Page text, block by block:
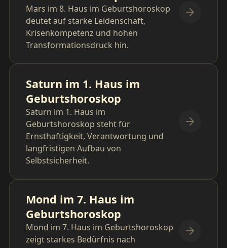
Mars im 8. Haus im Geburtshoroskop
deutet auf starke Leidenschaft,
Krisenkompetenz und hohen
Transformationsdruck hin.
Saturn im 1. Haus im
Geburtshoroskop
Saturn im 1. Haus im
Geburtshoroskop steht für
Ernsthaftigkeit, Verantwortung und
langfristigen Aufbau von
Selbstsicherheit.
Mond im 7. Haus im
Geburtshoroskop
Mond im 7. Haus im Geburtshoroskop
zeigt starkes Bedürfnis nach